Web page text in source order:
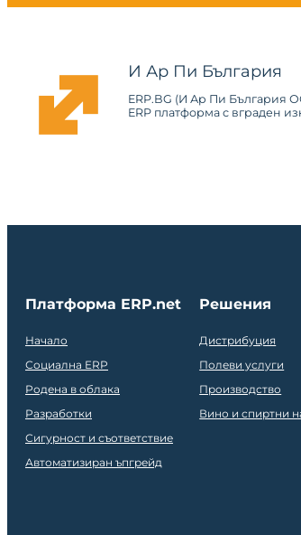
И Ар Пи България
ERP.BG (И Ар Пи България
ERP платформа с вграден
Платформа ERP.net
Начало
Социална ERP
Родена в облака
Разработки
Сигурност и съответствие
Автоматизиран ъпгрейд
Решения
Дистрибуция
Полеви услуги
Производство
Вино и спиртни